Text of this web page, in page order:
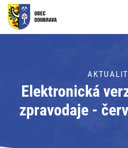
OBECNÍ
PRO
Formuláře ke
Elektronická
zpravodaje -